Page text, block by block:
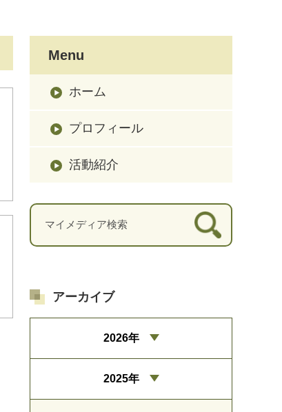
Menu
ホーム
プロフィール
活動紹介
アーカイブ
2026年
2025年